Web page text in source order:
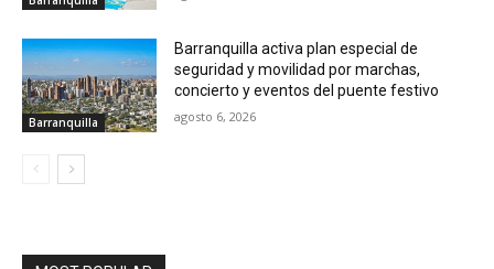
Barranquilla
Barranquilla activa plan especial de
seguridad y movilidad por marchas,
concierto y eventos del puente festivo
agosto 6, 2026